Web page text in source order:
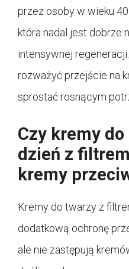
przez osoby w wieku
która nadal jest dobrze
intensywnej
rozważyć przejście na
sprostać rosnącym
Czy kremy
dzień z
kremy
Kremy do twarzy z
dodatkową ochronę
ale nie zastępują